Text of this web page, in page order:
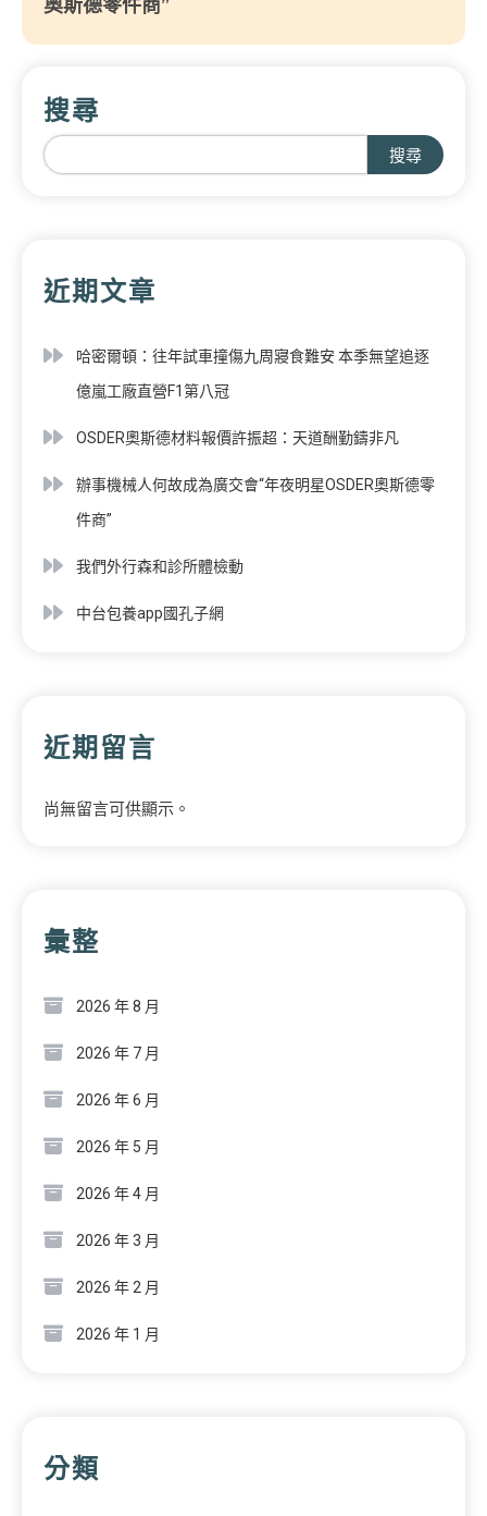
搜尋
搜尋
近期文章
哈密爾頓：往年試車撞傷九周寢食難安 本季無望追逐
億嵐工廠直營F1第八冠
OSDER奧斯德材料報價許振超：天道酬勤鑄非凡
辦事機械人何故成為廣交會“年夜明星OSDER奧斯德零
件商”
我們外行森和診所體檢動
中台包養app國孔子網
近期留言
尚無留言可供顯示。
彙整
2026 年 8 月
2026 年 7 月
2026 年 6 月
2026 年 5 月
2026 年 4 月
2026 年 3 月
2026 年 2 月
2026 年 1 月
分類